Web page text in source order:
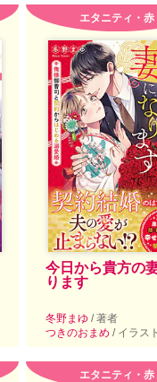
エタニティ・赤
今日から貴方の
ります
冬野まゆ / 著者
つきのおまめ / イラスト
エタニティ・赤